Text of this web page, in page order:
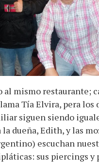
al mismo restaurante;
Tía Elvira, pera los
siguen siendo
dueña, Edith, y las
escuchan
sus piercings y